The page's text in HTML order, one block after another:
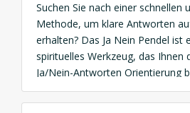
Suchen Sie nach einer schnellen
Methode, um klare Antworten
erhalten? Das Ja Nein Pendel ist
spirituelles Werkzeug, das Ihnen
Ja/Nein-Antworten Orientierung
Entscheidungen in Liebe, Beruf
möchten, ein Ja Nein Pendel